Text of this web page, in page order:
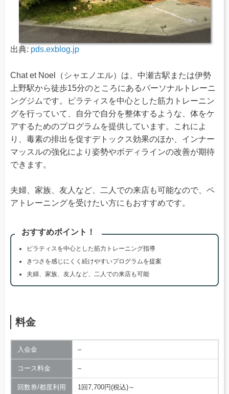
出典: pds.exblog.jp
Chat et Noel（シャエノエル）は、中瀬古駅または伊勢
上野駅から徒歩15分のところにあるパーソナルトレーニ
ングジムです。ピラティスを中心とした筋力トレーニン
グを行っていて、自分で自分を整体するような、体をケ
アするためのプログラムを提供しています。これによ
り、毒素の排出を促すデトックス効果のほか、インナー
マッスルの強化により姿勢やボディラインの改善が期待
できます。
夫婦、家族、友人など、二人での来店も可能なので、ペ
アトレーニングを受けたい方にもおすすめです。
おすすめポイント！
ピラティスを中心とした筋力トレーニング指導
きつさを感じにくく続けやすいプログラムを提案
夫婦、家族、友人など、二人での来店も可能
料金
入会金 –
コース料金 –
回数券/都度利用 1回7,700円(税込)～